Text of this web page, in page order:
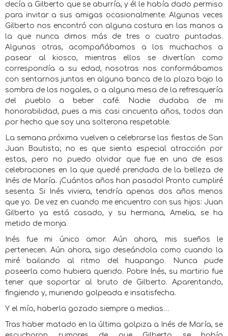
decía a Gilberto que se aburría, y él le había dado permiso
para invitar a sus amigas ocasionalmente. Algunas veces
Gilberto nos encontró con alguna costura en las manos a
la que nunca dimos más de tres o cuatro puntadas.
Algunas otras, acompañábamos a los muchachos a
pasear al kiosco, mientras ellos se divertían como
correspondía a su edad, nosotras nos conformábamos
con sentarnos juntas en alguna banca de la plaza bajo la
sombra de los nogales, o a alguna mesa de la refresquería
del pueblo a beber café. Nadie dudaba de mi
honorabilidad, pues a mis casi cincuenta años, todos dan
por hecho que soy una solterona respetable.
La semana próxima vuelven a celebrarse las fiestas de San
Juan Bautista; no es que sienta especial atracción por
estas, pero no puedo olvidar que fue en una de esas
celebraciones en la que quedé prendada de la belleza de
Inés de María. ¡Cuántos años han pasado! Pronto cumpliré
sesenta. Si Inés viviera, tendría apenas dos años menos
que yo. De vez en cuando me encuentro con sus hijos: Juan
Gilberto ya está casado, y su hermana, Amelia, se ha
metido de monja.
Inés fue mi único amor. Aún ahora, mis sueños le
pertenecen. Aún ahora, sigo deseándola como cuando la
miré bailando al ritmo del huapango. Nunca pude
poseerla como hubiera querido. Pobre Inés, su martirio fue
tener que soportar al bruto de Gilberto. Aparentando,
fingiendo y, muriendo golpeada e insatisfecha.
Y el mío, haberla gozado siempre a medias…
Tras haber matado en la última golpiza a Inés de María, se